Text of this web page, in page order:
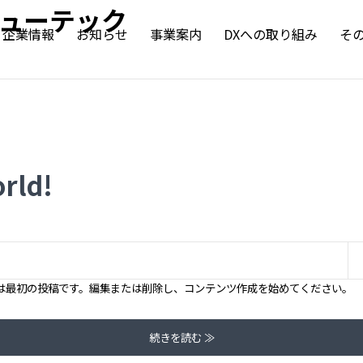
企業情報 お知らせ 事業案内 DXへの取り組み そ
TOP
お知らせ
企業理念
会社概要
役員紹介
ーテック
初の投稿です。編集または削除し、コンテンツ作成を始めてください。
続きを読む ≫